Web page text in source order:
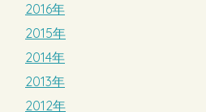
2016年
2015年
2014年
2013年
2012年